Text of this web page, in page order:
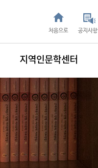
공지사항
처음으로
지역인문학센터